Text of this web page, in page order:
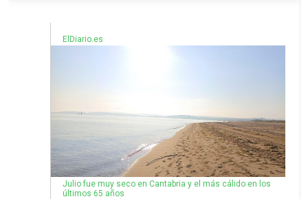
ElDiario.es
Julio fue muy seco en Cantabria y el más cálido en los
últimos 65 años